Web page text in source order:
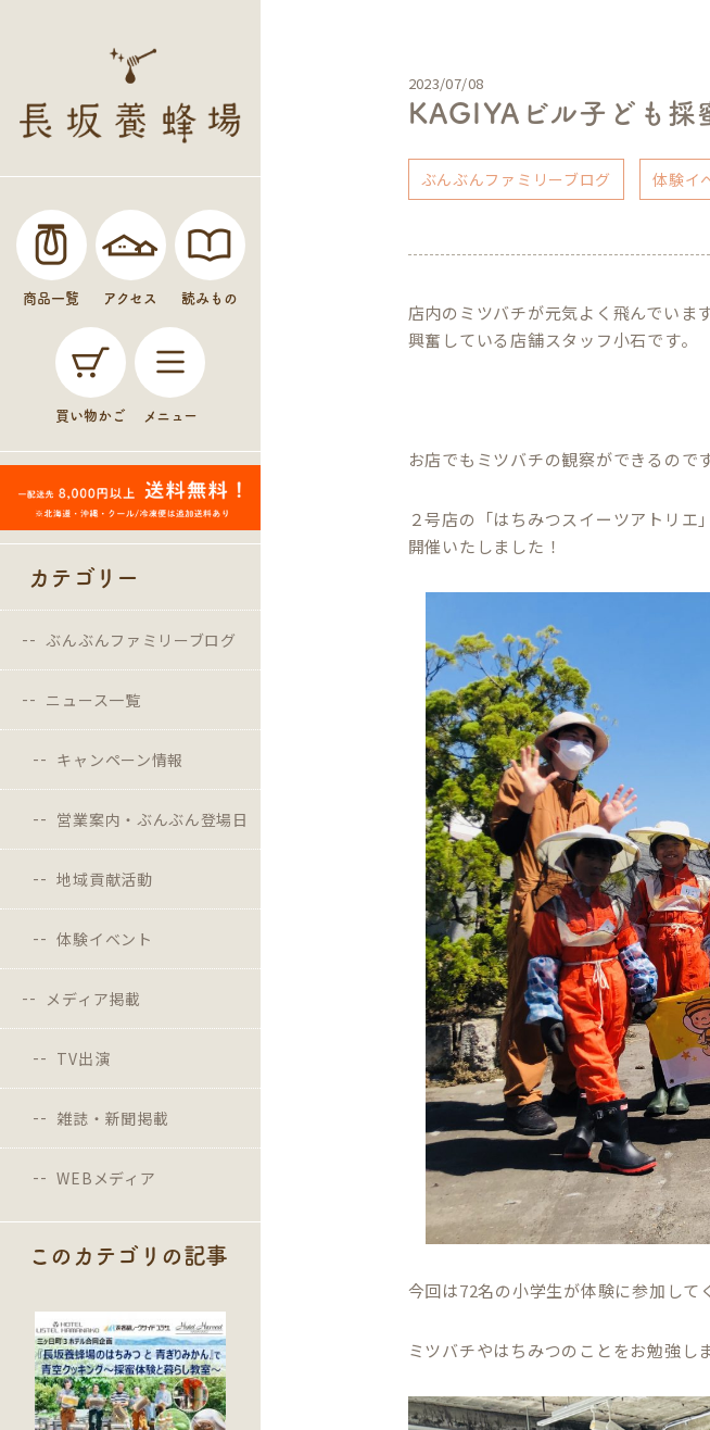
商品一覧 アクセス 読みもの
買い物かご メニュー
カテゴリー
ぶんぶんファミリーブログ
ニュース一覧
キャンペーン情報
営業案内・ぶんぶん登場日
地域貢献活動
体験イベント
メディア掲載
TV出演
雑誌・新聞掲載
WEBメディア
このカテゴリの記事
2023/07/08
KAGIYAビル子ども採
ぶんぶんファミリーブログ 体験イ
店内のミツバチが元気よく飛んでいま
興奮している店舗スタッフ小石です。
お店でもミツバチの観察ができるので
２号店の「はちみつスイーツアトリエ
開催いたしました！
今回は72名の小学生が体験に参加して
ミツバチやはちみつのことをお勉強し